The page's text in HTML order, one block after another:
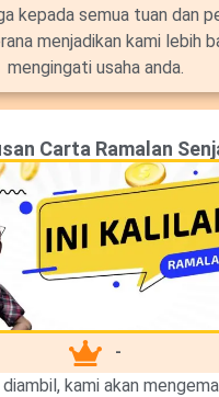
kepada semua tuan dan
menjadikan kami lebih
mengingati usaha anda.
Carta Ramalan
-
kami akan